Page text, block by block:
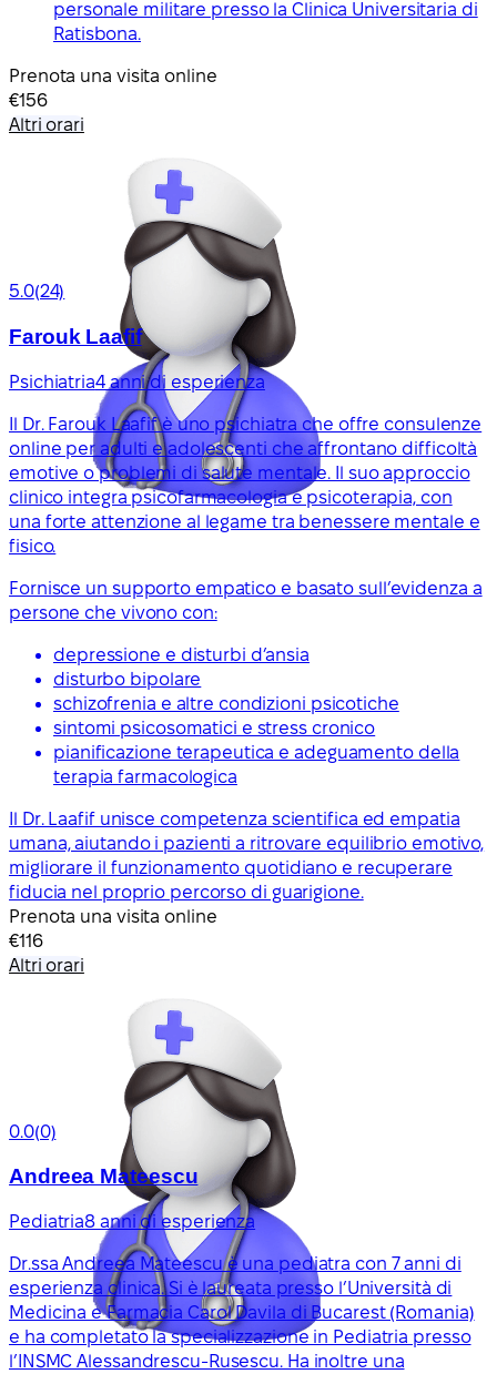
personale militare presso la Clinica Universitaria di
Ratisbona.
Prenota una visita online
€156
Altri orari
5.0(24)
Farouk Laafif
Psichiatria4 anni di esperienza
Il Dr. Farouk Laafif è uno psichiatra che offre consulenze
online per adulti e adolescenti che affrontano difficoltà
emotive o problemi di salute mentale. Il suo approccio
clinico integra psicofarmacologia e psicoterapia, con
una forte attenzione al legame tra benessere mentale e
fisico.
Fornisce un supporto empatico e basato sull’evidenza a
persone che vivono con:
depressione e disturbi d’ansia
disturbo bipolare
schizofrenia e altre condizioni psicotiche
sintomi psicosomatici e stress cronico
pianificazione terapeutica e adeguamento della
terapia farmacologica
Il Dr. Laafif unisce competenza scientifica ed empatia
umana, aiutando i pazienti a ritrovare equilibrio emotivo,
migliorare il funzionamento quotidiano e recuperare
fiducia nel proprio percorso di guarigione.
Prenota una visita online
€116
Altri orari
0.0(0)
Andreea Mateescu
Pediatria8 anni di esperienza
Dr.ssa Andreea Mateescu è una pediatra con 7 anni di
esperienza clinica. Si è laureata presso l’Università di
Medicina e Farmacia Carol Davila di Bucarest (Romania)
e ha completato la specializzazione in Pediatria presso
l’INSMC Alessandrescu-Rusescu. Ha inoltre una